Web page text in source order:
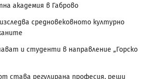
академия в Габрово
средновековното културно
и студенти в направление „Горско
става регулирана професия, реши